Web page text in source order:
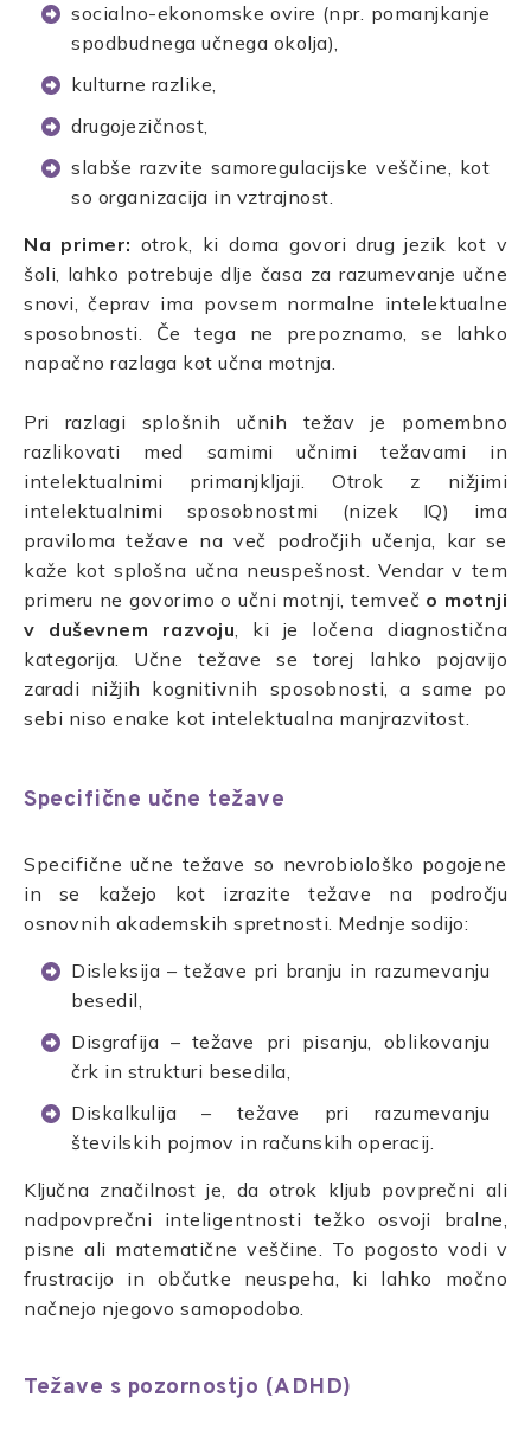
socialno-ekonomske ovire (npr. pomanjkanje
spodbudnega učnega okolja),
kulturne razlike,
drugojezičnost,
slabše razvite samoregulacijske veščine, kot
so organizacija in vztrajnost.
Na primer: otrok, ki doma govori drug jezik kot v
šoli, lahko potrebuje dlje časa za razumevanje učne
snovi, čeprav ima povsem normalne intelektualne
sposobnosti. Če tega ne prepoznamo, se lahko
napačno razlaga kot učna motnja.
Pri razlagi splošnih učnih težav je pomembno
razlikovati med samimi učnimi težavami in
intelektualnimi primanjkljaji. Otrok z nižjimi
intelektualnimi sposobnostmi (nizek IQ) ima
praviloma težave na več področjih učenja, kar se
kaže kot splošna učna neuspešnost. Vendar v tem
primeru ne govorimo o učni motnji, temveč o motnji
v duševnem razvoju, ki je ločena diagnostična
kategorija. Učne težave se torej lahko pojavijo
zaradi nižjih kognitivnih sposobnosti, a same po
sebi niso enake kot intelektualna manjrazvitost.
Specifične učne težave
Specifične učne težave so nevrobiološko pogojene
in se kažejo kot izrazite težave na področju
osnovnih akademskih spretnosti. Mednje sodijo:
Disleksija – težave pri branju in razumevanju
besedil,
Disgrafija – težave pri pisanju, oblikovanju
črk in strukturi besedila,
Diskalkulija – težave pri razumevanju
številskih pojmov in računskih operacij.
Ključna značilnost je, da otrok kljub povprečni ali
nadpovprečni inteligentnosti težko osvoji bralne,
pisne ali matematične veščine. To pogosto vodi v
frustracijo in občutke neuspeha, ki lahko močno
načnejo njegovo samopodobo.
Težave s pozornostjo (ADHD)